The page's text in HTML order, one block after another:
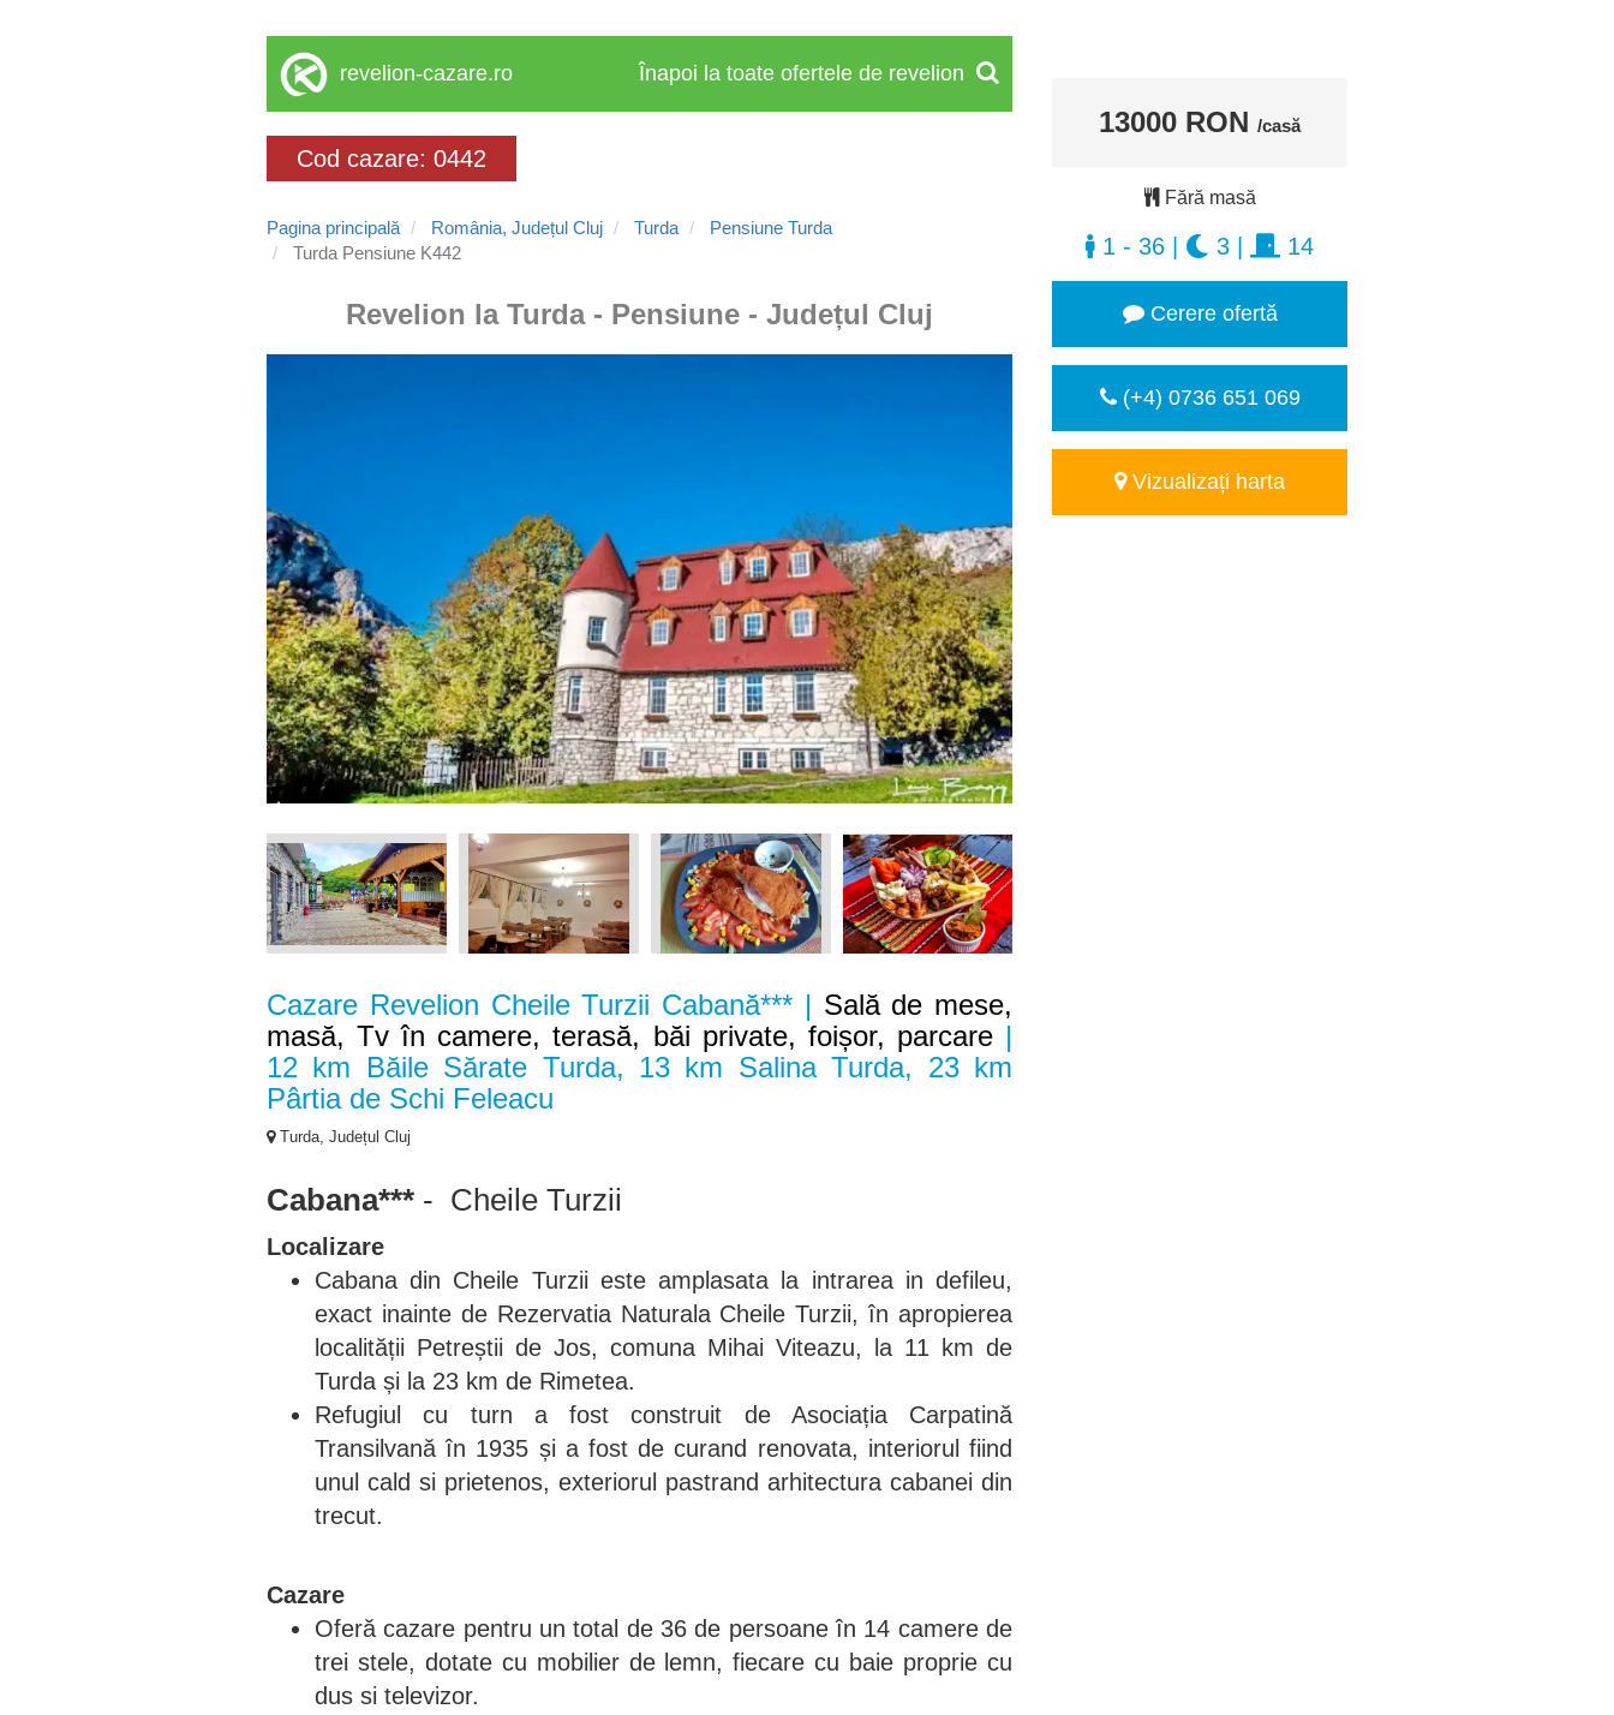
revelion-cazare.ro Înapoi la toate ofertele de revelion
Cod cazare: 0442
Pagina principală România, Județul Cluj Turda
Pensiune Turda
Turda Pensiune K442
Revelion la Turda - Pensiune - Județul Cluj
Cazare Revelion Cheile Turzii Cabană*** | Sală de mese,
masă, Tv în camere, terasă, băi private, foișor, parcare|
12 km Băile Sărate Turda, 13 km Salina Turda, 23 km
Pârtia de Schi Feleacu
Turda, Județul Cluj
Cabana*** - Cheile Turzii
Localizare
Cabana din Cheile Turzii este amplasata la intrarea in defileu,
exact inainte de Rezervatia Naturala Cheile Turzii, în apropierea
localității Petreștii de Jos, comuna Mihai Viteazu, la 11 km de
Turda și la 23 km de Rimetea.
Refugiul cu turn a fost construit de Asociația Carpatină
Transilvană în 1935 și a fost de curand renovata, interiorul fiind
unul cald si prietenos, exteriorul pastrand arhitectura cabanei din
trecut.
Cazare
Oferă cazare pentru un total de 36 de persoane în 14 camere de
trei stele, dotate cu mobilier de lemn, fiecare cu baie proprie cu
dus si televizor.
13000 RON /casă
Fără masă
1 - 36 3 14
Cerere ofertă
(+4) 0736 651 069
Vizualizați harta